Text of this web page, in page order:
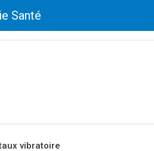
Santé
vibratoire